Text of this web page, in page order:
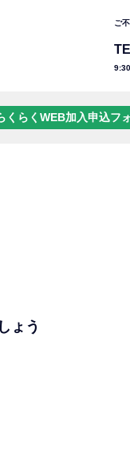
ご
くらくWEB加入申込フ
ょう